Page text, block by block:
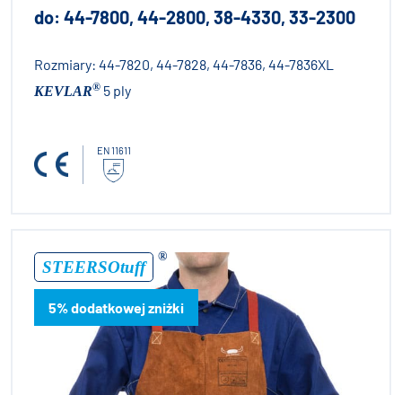
do: 44-7800, 44-2800, 38-4330, 33-2300
Rozmiary: 44-7820, 44-7828, 44-7836, 44-7836XL
KEVLAR® 5 ply
EN 11611
STEERSOtuff
®
5% dodatkowej zniżki